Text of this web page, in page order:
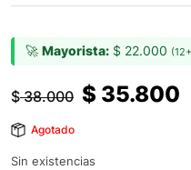
🚀 Mayorista: $ 22.000
$38.000 $ 35.800
Agotado
Sin existencias